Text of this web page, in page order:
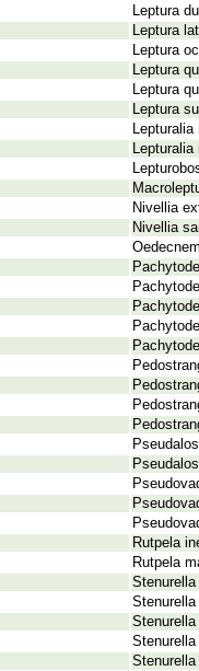
Leptura
Leptura
Leptura
Leptura
Leptura
Leptura
Lepturalia
Nivellia
Nivellia
Rutpela
Rutpela
Stenurella